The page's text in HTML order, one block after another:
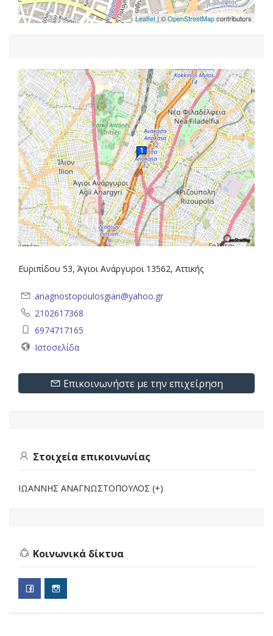
Leaflet| ©OpenStreetMapcontributors
Ευριπίδου 53, Άγιοι Ανάργυροι 13562, Αττικής
anagnostopoulosgian@yahoo.gr
2102617368
6974717165
Ιστοσελίδα
Επικοινωνήστε με την επιχείρηση
Στοιχεία επικοινωνίας
ΙΩΑΝΝΗΣ ΑΝΑΓΝΩΣΤΟΠΟΥΛΟΣ (+)
Κοινωνικά δίκτυα